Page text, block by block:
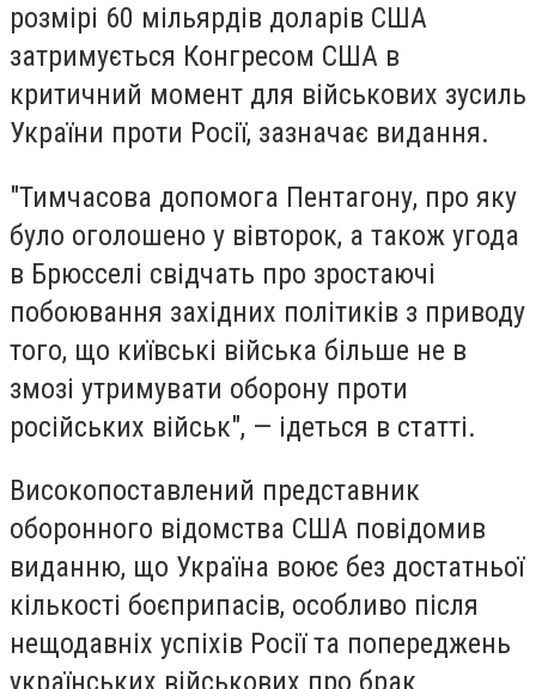
розмірі 60 мільярдів доларів США
затримується Конгресом США в
критичний момент для військових зусиль
України проти Росії, зазначає видання.
"Тимчасова допомога Пентагону, про яку
було оголошено у вівторок, а також угода
в Брюсселі свідчать про зростаючі
побоювання західних політиків з приводу
того, що київські війська більше не в
змозі утримувати оборону проти
російських військ", — ідеться в статті.
Високопоставлений представник
оборонного відомства США повідомив
виданню, що Україна воює без достатньої
кількості боєприпасів, особливо після
нещодавніх успіхів Росії та попереджень
українських військових про брак